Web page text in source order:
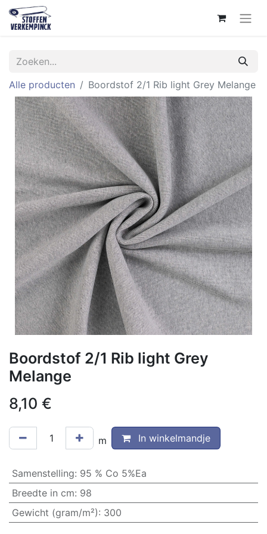
Alle producten Boordstof 2/1 Rib light Grey Melange
Boordstof 2/1 Rib light Grey
Melange
8,10 €
m In winkelmandje
Samenstelling: 95 % Co 5%Ea
Breedte in cm: 98
Gewicht (gram/m²): 300